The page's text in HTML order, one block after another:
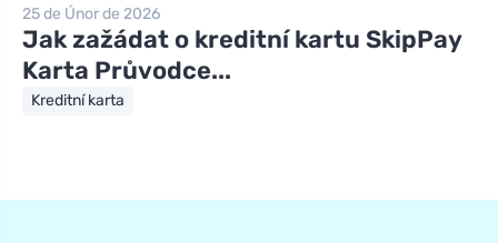
25 de Únor de 2026
Jak zažádat o kreditní kartu SkipPay
Karta Průvodce...
Kreditní karta